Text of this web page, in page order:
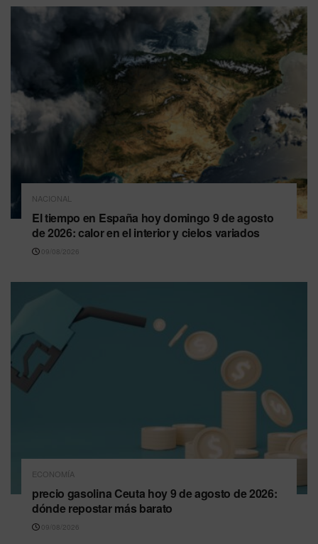
NACIONAL
El tiempo en España hoy domingo 9 de agosto
de 2026: calor en el interior y cielos variados
09/08/2026
ECONOMÍA
precio gasolina Ceuta hoy 9 de agosto de 2026:
dónde repostar más barato
09/08/2026